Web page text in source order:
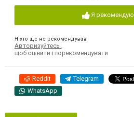
Я рекомендую
Ніхто ще не рекомендував
Авторизуйтесь
щоб оцінити і порекомендувати
Reddit Telegram
WhatsApp